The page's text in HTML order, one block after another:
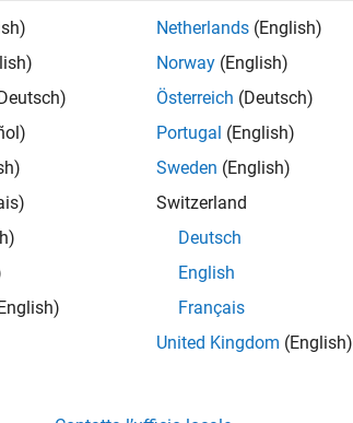
Netherlands (English)
Norway (English)
Österreich (Deutsch)
Portugal (English)
Sweden (English)
Switzerland
Deutsch
English
Français
United Kingdom (English)